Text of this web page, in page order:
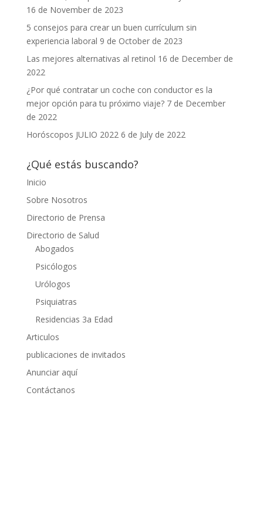
16 de November de 2023
5 consejos para crear un buen currículum sin
experiencia laboral 9 de October de 2023
Las mejores alternativas al retinol 16 de December de
2022
¿Por qué contratar un coche con conductor es la
mejor opción para tu próximo viaje? 7 de December
de 2022
Horóscopos JULIO 2022 6 de July de 2022
¿Qué estás buscando?
Inicio
Sobre Nosotros
Directorio de Prensa
Directorio de Salud
Abogados
Psicólogos
Urólogos
Psiquiatras
Residencias 3a Edad
Articulos
publicaciones de invitados
Anunciar aquí
Contáctanos